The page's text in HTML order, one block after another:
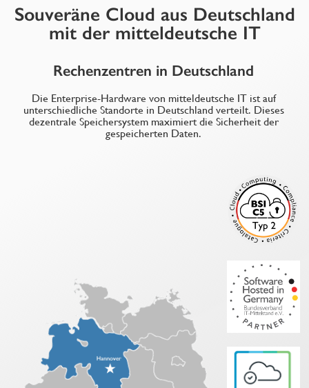
Souveräne Cloud aus Deutschland
mit der mitteldeutsche IT
Rechenzentren in Deutschland
Die Enterprise-Hardware von mitteldeutsche IT ist auf
unterschiedliche Standorte in Deutschland verteilt. Dieses
dezentrale Speichersystem maximiert die Sicherheit der
gespeicherten Daten.